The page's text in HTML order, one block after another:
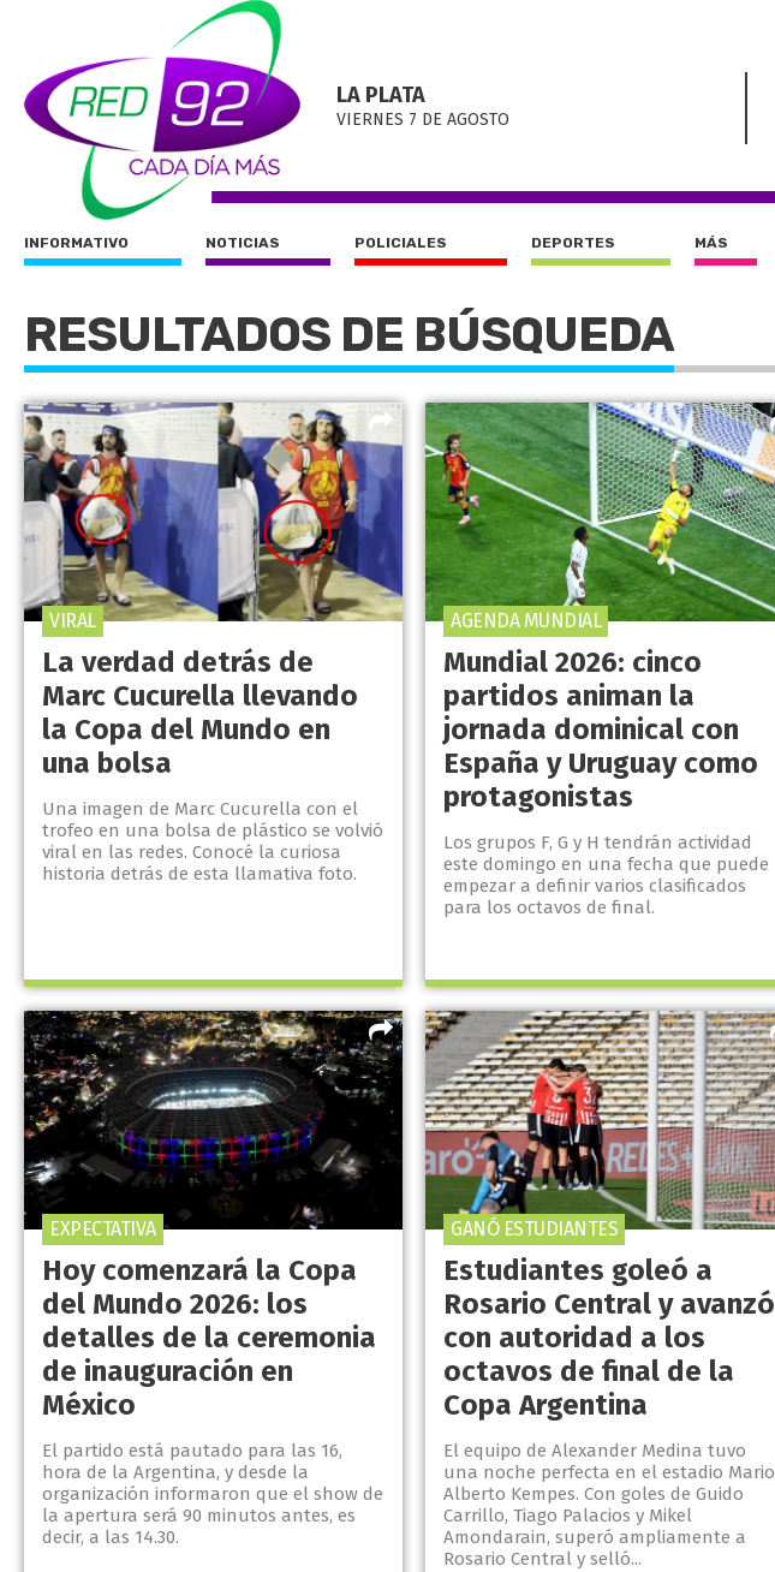
LA PLATA
VIERNES 7 DE AGOSTO
INFORMATIVO NOTICIAS POLICIALES DEPORTES MÁS
RESULTADOS DE BÚSQUEDA
La verdad detrás de
Marc Cucurella llevando
la Copa del Mundo en
una bolsa
Una imagen de Marc Cucurella con el
trofeo en una bolsa de plástico se volvió
viral en las redes. Conocé la curiosa
historia detrás de esta llamativa foto.
VIRAL
Mundial 2026: cinco
partidos animan la
jornada dominical con
España y Uruguay como
protagonistas
Los grupos F, G y H tendrán actividad
este domingo en una fecha que puede
empezar a definir varios clasificados
para los octavos de final.
AGENDA MUNDIAL
Hoy comenzará la Copa
del Mundo 2026: los
detalles de la ceremonia
de inauguración en
México
El partido está pautado para las 16,
hora de la Argentina, y desde la
organización informaron que el show de
la apertura será 90 minutos antes, es
decir, a las 14.30.
EXPECTATIVA
Estudiantes goleó a
Rosario Central y avanzó
con autoridad a los
octavos de final de la
Copa Argentina
El equipo de Alexander Medina tuvo
una noche perfecta en el estadio Mario
Alberto Kempes. Con goles de Guido
Carrillo, Tiago Palacios y Mikel
Amondarain, superó ampliamente a
Rosario Central y selló...
GANÓ ESTUDIANTES